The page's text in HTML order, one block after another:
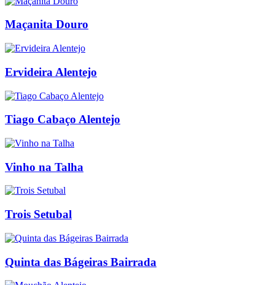
Maçanita Douro
Ervideira Alentejo
Tiago Cabaço Alentejo
Vinho na Talha
Trois Setubal
Quinta das Bágeiras Bairrada